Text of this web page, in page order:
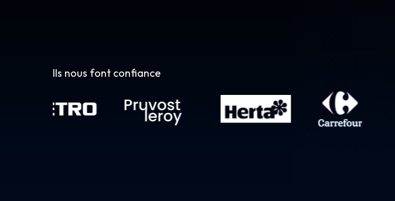
Ils nous font confiance